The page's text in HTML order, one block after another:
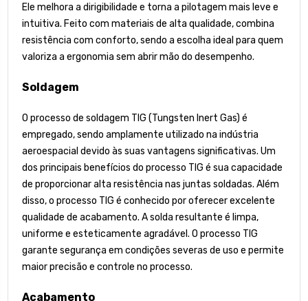
Ele melhora a dirigibilidade e torna a pilotagem mais leve e
intuitiva. Feito com materiais de alta qualidade, combina
resistência com conforto, sendo a escolha ideal para quem
valoriza a ergonomia sem abrir mão do desempenho.
Soldagem
O processo de soldagem TIG (Tungsten Inert Gas) é
empregado, sendo amplamente utilizado na indústria
aeroespacial devido às suas vantagens significativas. Um
dos principais benefícios do processo TIG é sua capacidade
de proporcionar alta resistência nas juntas soldadas. Além
disso, o processo TIG é conhecido por oferecer excelente
qualidade de acabamento. A solda resultante é limpa,
uniforme e esteticamente agradável. O processo TIG
garante segurança em condições severas de uso e permite
maior precisão e controle no processo.
Acabamento